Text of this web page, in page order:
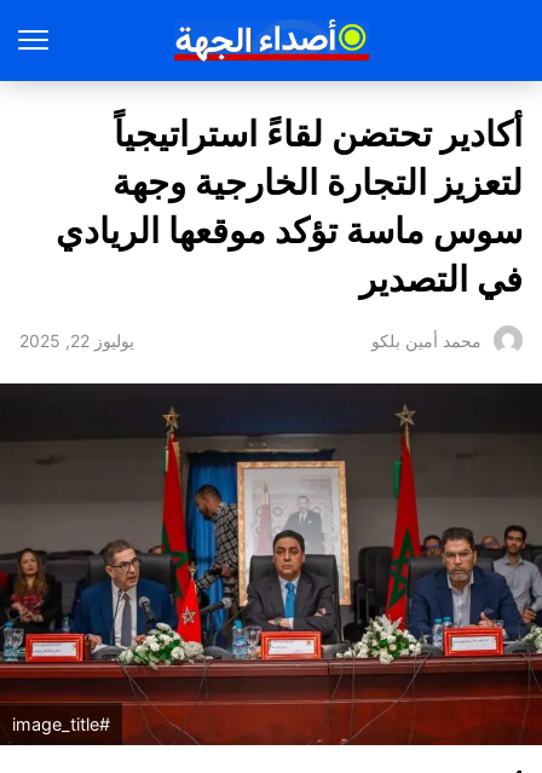
أكادير تحتضن لقاءً استراتيجياً
لتعزيز التجارة الخارجية وجهة
سوس ماسة تؤكد موقعها الريادي
في التصدير
محمد أمين بلكو يوليوز 22, 2025
#image_title